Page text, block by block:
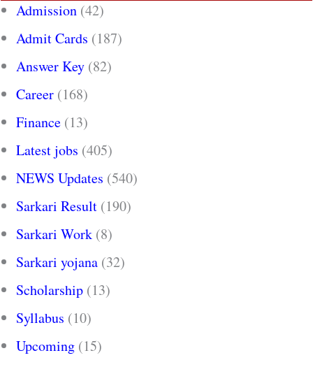
Admission (42)
Admit Cards (187)
Answer Key (82)
Career (168)
Finance (13)
Latest jobs (405)
NEWS Updates (540)
Sarkari Result (190)
Sarkari Work (8)
Sarkari yojana (32)
Scholarship (13)
Syllabus (10)
Upcoming (15)